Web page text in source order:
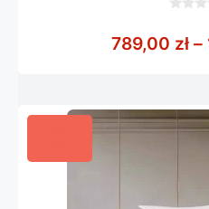
5
789,00 zł –